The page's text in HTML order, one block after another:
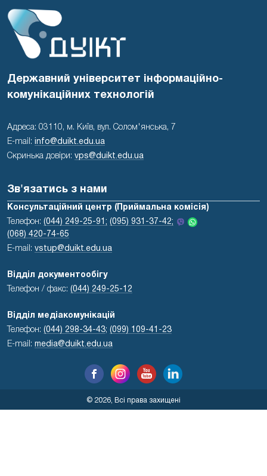
Державний університет інформаційно-
комунікаційних технологій
Адреса: 03110, м. Київ, вул. Солом'янська, 7
E-mail:
info@duikt.edu.ua
Скринька довіри: vps@duikt.edu.ua
Зв'язатись з нами
Консультаційний центр (Приймальна комісія)
Телефон: (044) 249-25-91; (095) 931-37-42;
(068) 420-74-65
E-mail: vstup@duikt.edu.ua
Відділ документообігу
Телефон / факс: (044) 249-25-12
Відділ медіакомунікацій
Телефон: (044) 298-34-43; (099) 109-41-23
E-mail: media@duikt.edu.ua
© 2026, Всі права захищені